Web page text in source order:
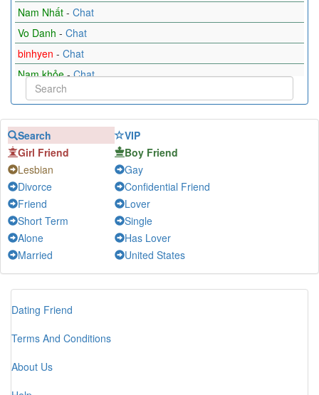
Nam Nhất - Chat
Vo Danh - Chat
binhyen - Chat
Nam khỏe-Chat
Sweet-Chat
Như-Chat
Thái Sơn
Jenny Nguyễn
Mạnh Tiến
Tuấn Hưng
Nam -Chat
Bú-Chat
Bạn Tâm sự
Nguoi la-Chat
MenHN
Search
VIP
Girl Friend
Boy Friend
Lesbian
Gay
Divorce
Confidential Friend
Friend
Lover
Short Term
Single
Alone
Has Lover
Married
United States
Dating Friend
Terms And Conditions
About Us